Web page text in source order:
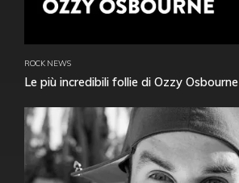
ROCK NEWS
Le più incredibili follie di Ozzy Osbourne